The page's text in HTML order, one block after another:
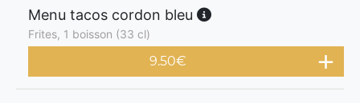
Menu tacos cordon bleu
Frites, 1 boisson (33 cl)
9.50€